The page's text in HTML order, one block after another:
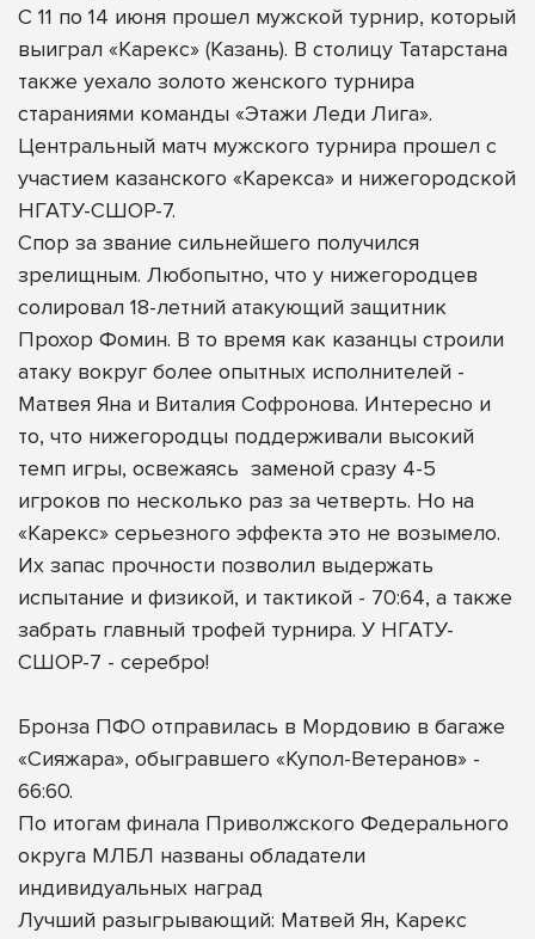
С 11 по 14 июня прошел мужской турнир, который
выиграл «Карекс» (Казань). В столицу Татарстана
также уехало золото женского турнира
стараниями команды «Этажи Леди Лига».
Центральный матч мужского турнира прошел с
участием казанского «Карекса» и нижегородской
НГАТУ-СШОР-7.
Спор за звание сильнейшего получился
зрелищным. Любопытно, что у нижегородцев
солировал 18-летний атакующий защитник
Прохор Фомин. В то время как казанцы строили
атаку вокруг более опытных исполнителей -
Матвея Яна и Виталия Софронова. Интересно и
то, что нижегородцы поддерживали высокий
темп игры, освежаясь заменой сразу 4-5
игроков по несколько раз за четверть. Но на
«Карекс» серьезного эффекта это не возымело.
Их запас прочности позволил выдержать
испытание и физикой, и тактикой - 70:64, а также
забрать главный трофей турнира. У НГАТУ-
СШОР-7 - серебро!
Бронза ПФО отправилась в Мордовию в багаже
«Сияжара», обыгравшего «Купол-Ветеранов» -
66:60.
По итогам финала Приволжского Федерального
округа МЛБЛ названы обладатели
индивидуальных наград
Лучший разыгрывающий: Матвей Ян, Карекс